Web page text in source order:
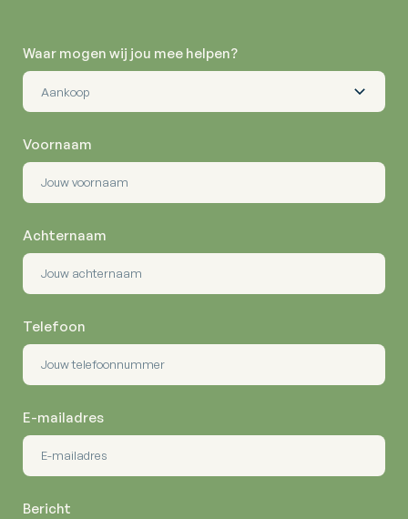
Waar mogen wij jou mee helpen?
Voornaam
Achternaam
Telefoon
E-mailadres
Bericht